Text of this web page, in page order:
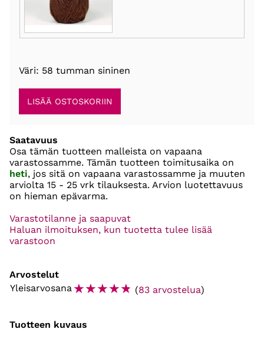
Väri: 58 tumman sininen
Saatavuus
Osa tämän tuotteen malleista on vapaana
varastossamme. Tämän tuotteen toimitusaika on
heti, jos sitä on vapaana varastossamme ja muuten
arviolta 15 - 25 vrk tilauksesta. Arvion luotettavuus
on hieman epävarma.
Varastotilanne ja saapuvat
Haluan ilmoituksen, kun tuotetta tulee lisää
varastoon
Arvostelut
Yleisarvosana☆☆☆☆☆ (83 arvostelua)
Tuotteen kuvaus